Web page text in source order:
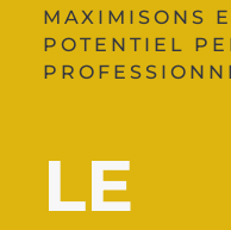
MAXIMISONS
POTENTIEL
LE